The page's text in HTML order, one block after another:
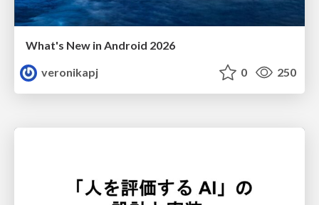
What's New in Android 2026
veronikapj
0 250